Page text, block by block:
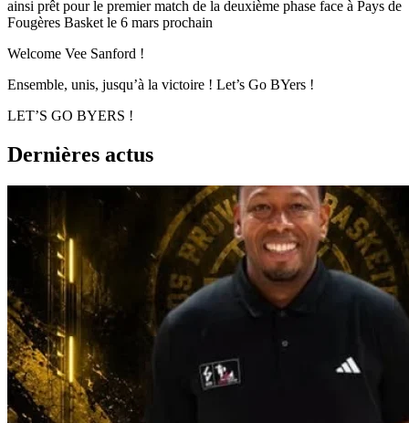
ainsi prêt pour le premier match de la deuxième phase face à Pays de
Fougères Basket le 6 mars prochain
Welcome Vee Sanford !
Ensemble, unis, jusqu’à la victoire ! Let’s Go BYers !
LET’S GO BYERS !
Dernières actus